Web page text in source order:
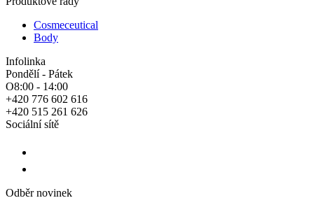
Cosmeceutical
Body
Infolinka
Pondělí - Pátek
O8:00 - 14:00
+420 776 602 616
+420 515 261 626
Sociální sítě
Odběr novinek